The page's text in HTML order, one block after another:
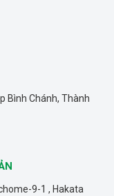
Bình Chánh, Thành
9-1 , Hakata